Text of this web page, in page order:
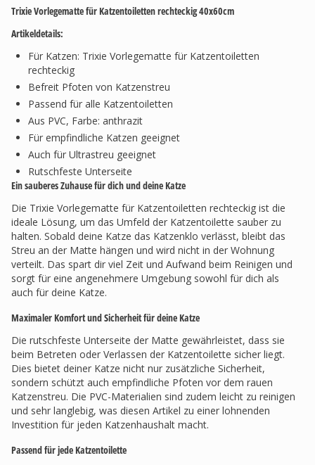
Trixie Vorlegematte für Katzentoiletten rechteckig 40x60cm
Artikeldetails:
Für Katzen: Trixie Vorlegematte für Katzentoiletten
rechteckig
Befreit Pfoten von Katzenstreu
Passend für alle Katzentoiletten
Aus PVC, Farbe: anthrazit
Für empfindliche Katzen geeignet
Auch für Ultrastreu geeignet
Rutschfeste Unterseite
Ein sauberes Zuhause für dich und deine Katze
Die Trixie Vorlegematte für Katzentoiletten rechteckig ist die
ideale Lösung, um das Umfeld der Katzentoilette sauber zu
halten. Sobald deine Katze das Katzenklo verlässt, bleibt das
Streu an der Matte hängen und wird nicht in der Wohnung
verteilt. Das spart dir viel Zeit und Aufwand beim Reinigen und
sorgt für eine angenehmere Umgebung sowohl für dich als
auch für deine Katze.
Maximaler Komfort und Sicherheit für deine Katze
Die rutschfeste Unterseite der Matte gewährleistet, dass sie
beim Betreten oder Verlassen der Katzentoilette sicher liegt.
Dies bietet deiner Katze nicht nur zusätzliche Sicherheit,
sondern schützt auch empfindliche Pfoten vor dem rauen
Katzenstreu. Die PVC-Materialien sind zudem leicht zu reinigen
und sehr langlebig, was diesen Artikel zu einer lohnenden
Investition für jeden Katzenhaushalt macht.
Passend für jede Katzentoilette